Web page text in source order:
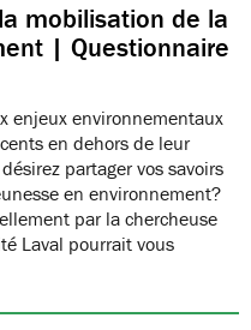
mobilisation de la
| Questionnaire
enjeux environnementaux
en dehors de leur
partager vos savoirs
en environnement?
par la chercheuse
Laval pourrait vous